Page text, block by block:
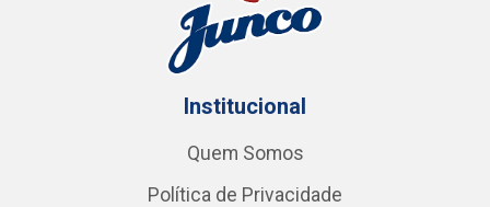
Institucional
Quem Somos
Política de Privacidade